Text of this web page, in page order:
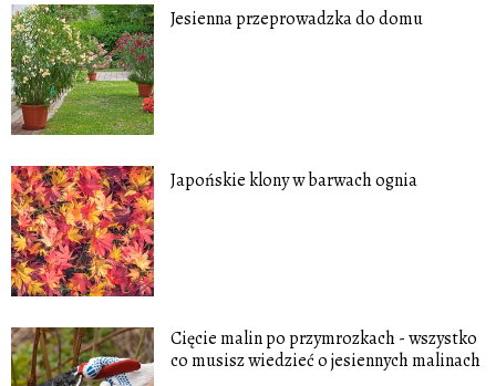
Jesienna przeprowadzka do domu
Japońskie klony w barwach ognia
Cięcie malin po przymrozkach - wszystko
co musisz wiedzieć o jesiennych malinach